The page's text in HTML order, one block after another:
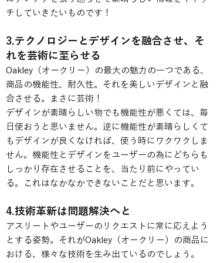
チしていきたいものです！
3.テクノロジーとデザインを融合させ、そ
れを芸術に至らせる
Oakley（オークリー）の最大の魅力の一つである、
商品の機能性、耐久性。それを美しいデザインと融
合させる。まさに芸術！
デザインが素晴らしい物でも機能性が悪くては、毎
日使おうと思いません。逆に機能性が素晴らしくて
もデザインが良くなければ、使う時にワクワクしま
せん。機能性とデザインをユーザーの為にどちらも
しっかり存在させることを、当たり前にやってい
る。これはなかなかできないことだと思います。
4.技術革新は問題解決へと
アスリートやユーザーのリクエストに常に応えよう
とする姿勢。それがOakley（オークリー）の商品に
おける、様々な技術を生み出ているのでしょう。